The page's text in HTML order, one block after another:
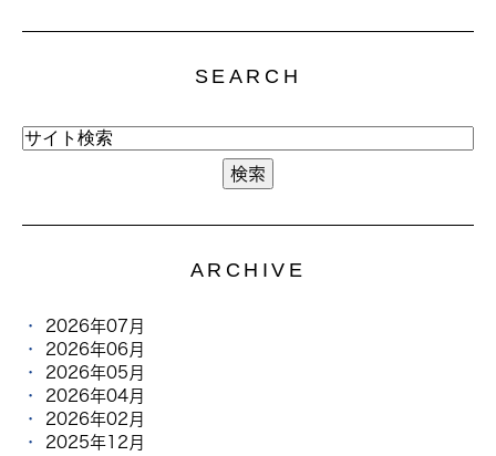
SEARCH
ARCHIVE
2026年07月
2026年06月
2026年05月
2026年04月
2026年02月
2025年12月